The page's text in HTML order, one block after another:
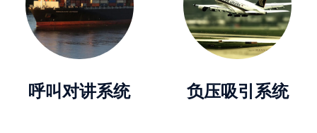
呼叫对讲系统 负压吸引系统